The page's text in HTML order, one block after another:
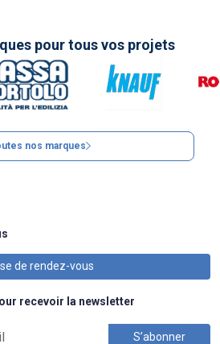
pour tous vos projets
nos marques
de rendez-vous
recevoir la newsletter